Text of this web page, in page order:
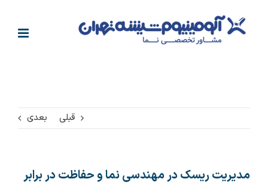
قبلی بعدی
مدیریت ریسک در مهندسی نما و حفاظت در برابر